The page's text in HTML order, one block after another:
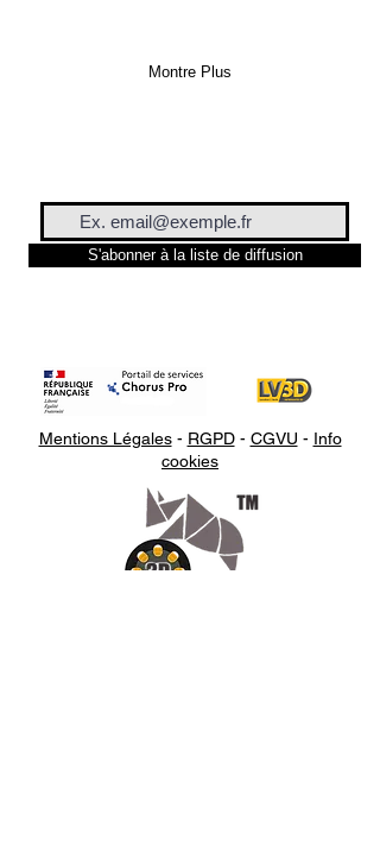
Montre Plus
S'abonner à la liste de diffusion
Mentions Légales- RGPD- CGVU - Info
cookies